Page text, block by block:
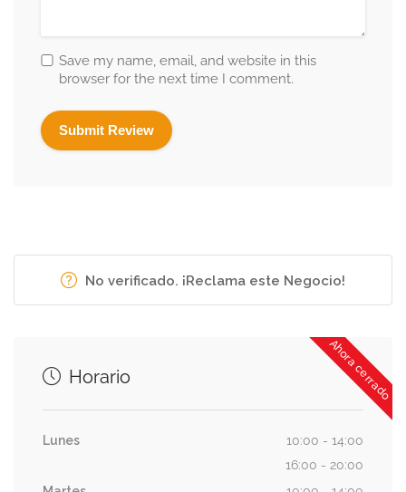
Save my name, email, and website in this
browser for the next time I comment.
No verificado. ¡Reclama este Negocio!
Ahora cerrado
Horario
Lunes
10:00 - 14:00
16:00 - 20:00